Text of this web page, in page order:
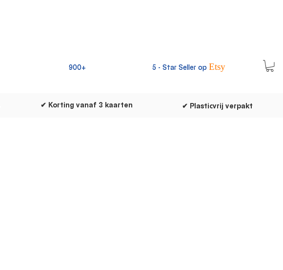
900+ 5 - Star Seller op Etsy
✔ Korting vanaf 3 kaarten ✔ Plasticvrij verpakt